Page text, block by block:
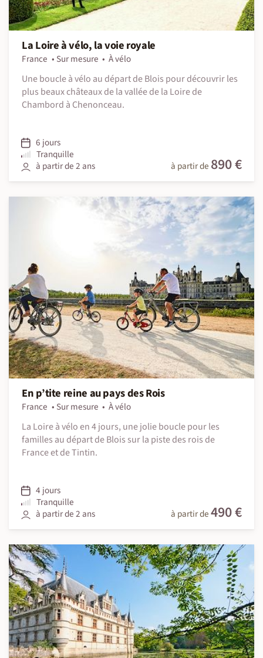
La Loire à vélo, la voie royale
France Sur mesure
À vélo
Une boucle à vélo au départ de Blois pour découvrir les
plus beaux châteaux de la vallée de la Loire de
Chambord à Chenonceau.
6 jours
Tranquille
à partir de 2 ans
à partir de 890 €
En p’tite reine au pays des Rois
France Sur mesure
À vélo
La Loire à vélo en 4 jours, une jolie boucle pour les
familles au départ de Blois sur la piste des rois de
France et de Tintin.
4 jours
Tranquille
à partir de 2 ans
à partir de490 €